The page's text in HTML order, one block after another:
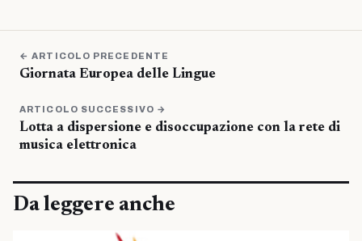
← ARTICOLO PRECEDENTE
Giornata Europea delle Lingue
ARTICOLO SUCCESSIVO →
Lotta a dispersione e disoccupazione con la rete di
musica elettronica
Da leggere anche